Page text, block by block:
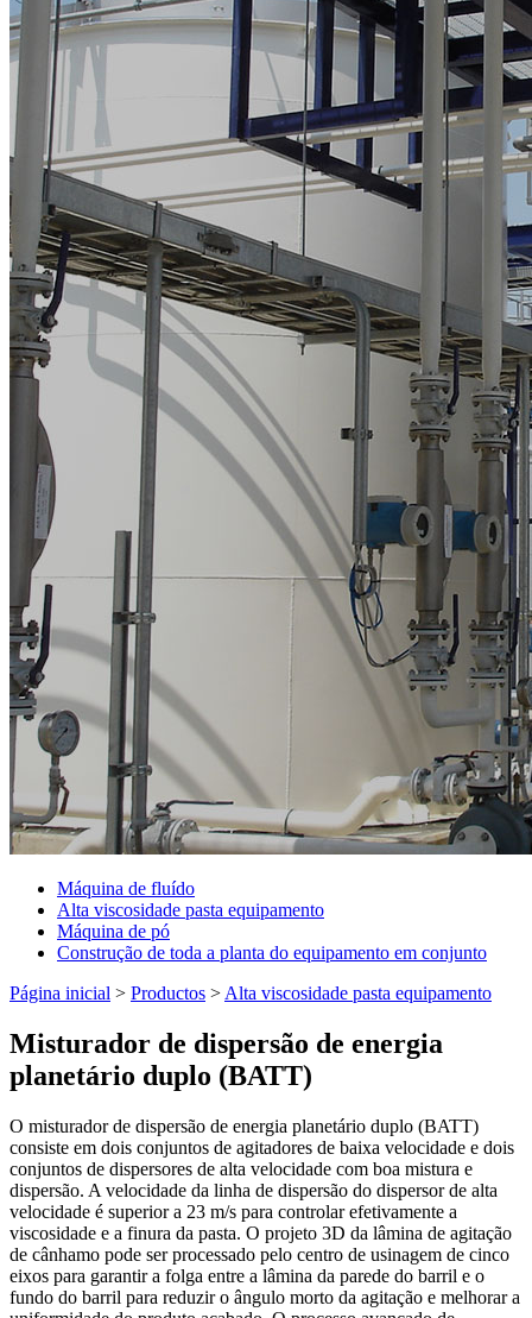
Máquina de fluído
Alta viscosidade pasta equipamento
Máquina de pó
Construção de toda a planta do equipamento em conjunto
Página inicial > Productos >Alta viscosidade pasta equipamento
Misturador de dispersão de energia
planetário duplo (BATT)
O misturador de dispersão de energia planetário duplo (BATT)
consiste em dois conjuntos de agitadores de baixa velocidade e dois
conjuntos de dispersores de alta velocidade com boa mistura e
dispersão. A velocidade da linha de dispersão do dispersor de alta
velocidade é superior a 23 m/s para controlar efetivamente a
viscosidade e a finura da pasta. O projeto 3D da lâmina de agitação
de cânhamo pode ser processado pelo centro de usinagem de cinco
eixos para garantir a folga entre a lâmina da parede do barril e o
fundo do barril para reduzir o ângulo morto da agitação e melhorar a